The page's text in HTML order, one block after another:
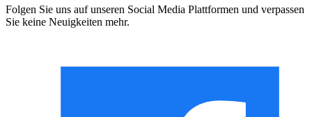
Folgen Sie uns auf unseren Social Media Plattformen und verpassen
Sie keine Neuigkeiten mehr.